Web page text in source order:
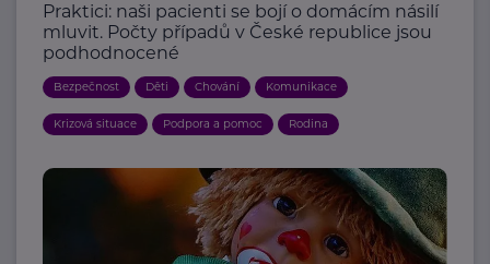
Praktici: naši pacienti se bojí o domácím násilí
mluvit. Počty případů v České republice jsou
podhodnocené
Bezpečnost Děti Chování Komunikace
Krizová situace Podpora a pomoc Rodina